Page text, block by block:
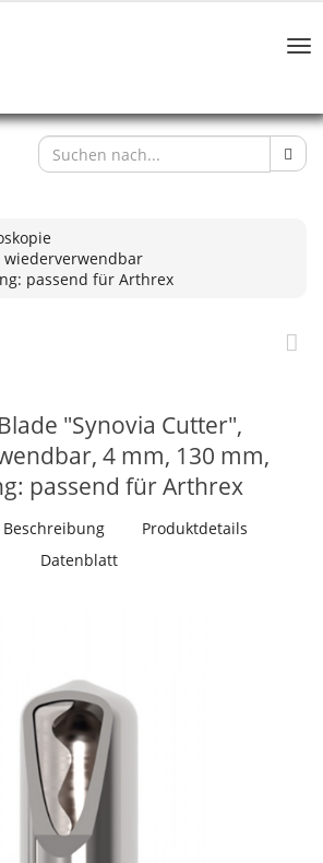
wiederverwendbar
passend für Arthrex
"Synovia Cutter",
4 mm, 130 mm,
passend für Arthrex
Beschreibung
Produktdetails
Datenblatt